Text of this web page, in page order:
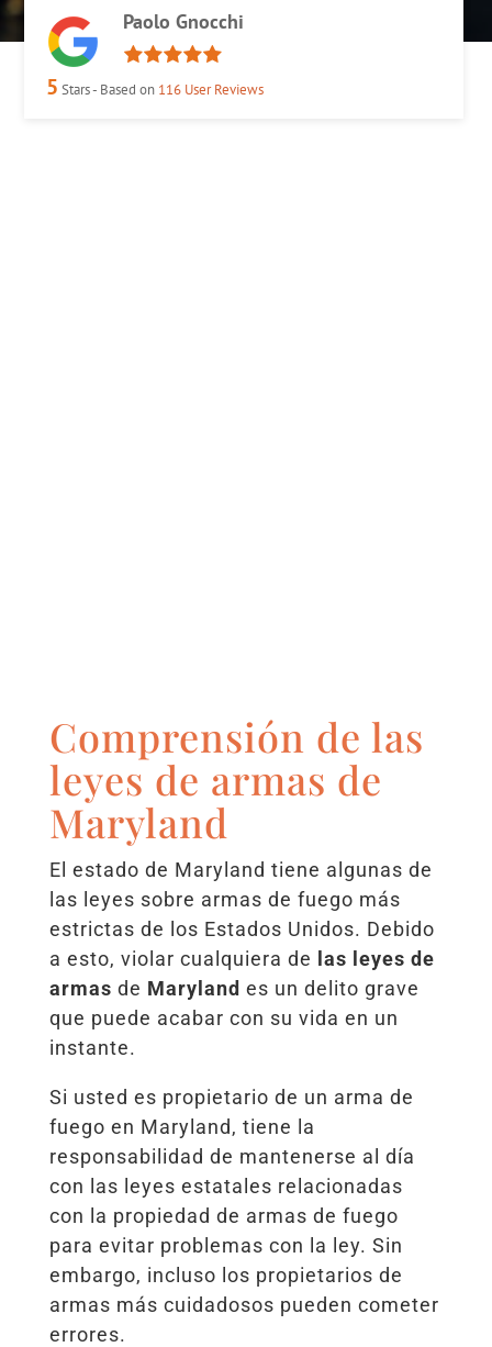
Paolo Gnocchi
5 Stars - Based on 116 User Reviews
Comprensión de las
leyes de armas de
Maryland
El estado de Maryland tiene algunas de
las leyes sobre armas de fuego más
estrictas de los Estados Unidos. Debido
a esto, violar cualquiera de las leyes de
armas de Maryland es un delito grave
que puede acabar con su vida en un
instante.
Si usted es propietario de un arma de
fuego en Maryland, tiene la
responsabilidad de mantenerse al día
con las leyes estatales relacionadas
con la propiedad de armas de fuego
para evitar problemas con la ley. Sin
embargo, incluso los propietarios de
armas más cuidadosos pueden cometer
errores.